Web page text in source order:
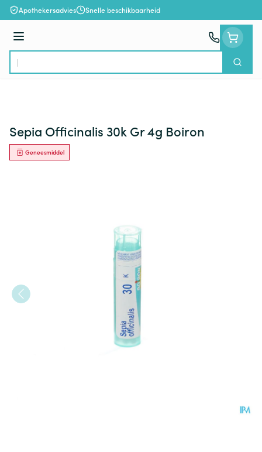
Ga naar de inhoud
Apothekersadvies Snelle beschikbaarheid
Menu
Product, merk, categorie...
Zoek
Sepia Officinalis 30k Gr 4g Boiron
Geneesmiddel